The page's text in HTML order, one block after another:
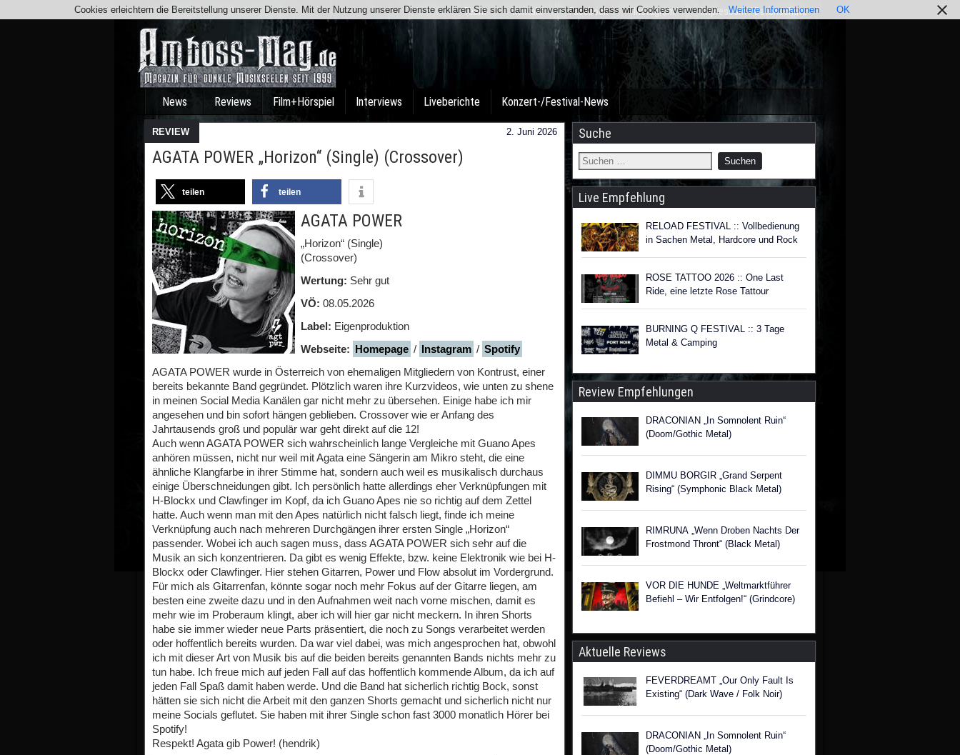
Team Kontakt Facebook Instagram Impressum / Datenschutz
News Reviews Film+Hörspiel Interviews Liveberichte Konzert-/Festival-News
REVIEW 2. Juni 2026
AGATA POWER „Horizon“ (Single) (Crossover)
teilen teilen
AGATA POWER
„Horizon“ (Single)
(Crossover)
Wertung: Sehr gut
VÖ: 08.05.2026
Label: Eigenproduktion
Webseite: Homepage / Instagram / Spotify
AGATA POWER wurde in Österreich von ehemaligen Mitgliedern von Kontrust, einer
bereits bekannte Band gegründet. Plötzlich waren ihre Kurzvideos, wie unten zu shene
in meinen Social Media Kanälen gar nicht mehr zu übersehen. Einige habe ich mir
angesehen und bin sofort hängen geblieben. Crossover wie er Anfang des
Jahrtausends groß und populär war geht direkt auf die 12!
Auch wenn AGATA POWER sich wahrscheinlich lange Vergleiche mit Guano Apes
anhören müssen, nicht nur weil mit Agata eine Sängerin am Mikro steht, die eine
ähnliche Klangfarbe in ihrer Stimme hat, sondern auch weil es musikalisch durchaus
einige Überschneidungen gibt. Ich persönlich hatte allerdings eher Verknüpfungen mit
H-Blockx und Clawfinger im Kopf, da ich Guano Apes nie so richtig auf dem Zettel
hatte. Auch wenn man mit den Apes natürlich nicht falsch liegt, finde ich meine
Verknüpfung auch nach mehreren Durchgängen ihrer ersten Single „Horizon“
passender. Wobei ich auch sagen muss, dass AGATA POWER sich sehr auf die
Musik an sich konzentrieren. Da gibt es wenig Effekte, bzw. keine Elektronik wie bei H-
Blockx oder Clawfinger. Hier stehen Gitarren, Power und Flow absolut im Vordergrund.
Für mich als Gitarrenfan, könnte sogar noch mehr Fokus auf der Gitarre liegen, am
besten eine zweite dazu und in den Aufnahmen weit nach vorne mischen, damit es
mehr wie im Proberaum klingt, aber ich will hier gar nicht meckern. In ihren Shorts
habe sie immer wieder neue Parts präsentiert, die noch zu Songs verarbeitet werden
oder hoffentlich bereits wurden. Da war viel dabei, was mich angesprochen hat, obwohl
ich mit dieser Art von Musik bis auf die beiden bereits genannten Bands nichts mehr zu
tun habe. Ich freue mich auf jeden Fall auf das hoffentlich kommende Album, da ich auf
jeden Fall Spaß damit haben werde. Und die Band hat sicherlich richtig Bock, sonst
hätten sie sich nicht die Arbeit mit den ganzen Shorts gemacht und sicherlich nicht nur
meine Socials geflutet. Sie haben mit ihrer Single schon fast 3000 monatlich Hörer bei
Spotify!
Respekt! Agata gib Power! (hendrik)
Suche
Live Empfehlung
RELOAD FESTIVAL :: Vollbedienung
in Sachen Metal, Hardcore und Rock
ROSE TATTOO 2026 :: One Last
Ride, eine letzte Rose Tattour
BURNING Q FESTIVAL :: 3 Tage
Metal & Camping
Review Empfehlungen
DRACONIAN „In Somnolent Ruin“
(Doom/Gothic Metal)
DIMMU BORGIR „Grand Serpent
Rising“ (Symphonic Black Metal)
RIMRUNA „Wenn Droben Nachts Der
Frostmond Thront“ (Black Metal)
VOR DIE HUNDE „Weltmarktführer
Befiehl – Wir Entfolgen!“ (Grindcore)
Aktuelle Reviews
FEVERDREAMT „Our Only Fault Is
Existing“ (Dark Wave / Folk Noir)
DRACONIAN „In Somnolent Ruin“
(Doom/Gothic Metal)
Cookies erleichtern die Bereitstellung unserer Dienste. Mit der Nutzung unserer Dienste erklären Sie sich damit einverstanden, dass wir Cookies verwenden. Weitere Informationen OK